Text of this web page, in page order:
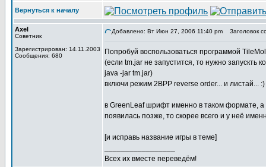
Вернуться к началу
Axel
Советник
Зарегистрирован: 14.11.2003
Сообщения: 680
Добавлено: Вт Июн 27, 2006 11:40 pm Заголовок
Попробуй воспользоваться программой
(если tm.jar не запустится, то нужно запускть
java -jar tm.jar)
включи режим 2BPP reverse order... и листай... :)
в GreenLeaf шрифт именно в таком формате, а
появилась позже, то скорее всего и у неё
[и исправь название игры в теме]
Всех их вместе переведём!